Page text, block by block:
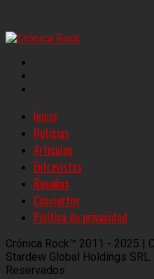
Inicio
Noticias
Artículos
Entrevistas
Reseñas
Conciertos
Política de privacidad
Crónica Rock™ 2011 - 2025 |
Stardew Global Holdings
Reservados